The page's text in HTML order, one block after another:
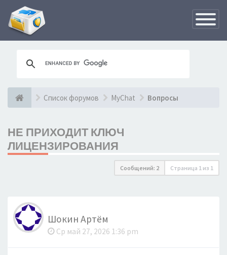
Список форумов MyChat Вопросы
НЕ ПРИХОДИТ КЛЮЧ
ЛИЦЕНЗИРОВАНИЯ
Сообщений: 2 Страница 1 из 1
Шокин Артём
Ср май 27, 2026 1:36 pm